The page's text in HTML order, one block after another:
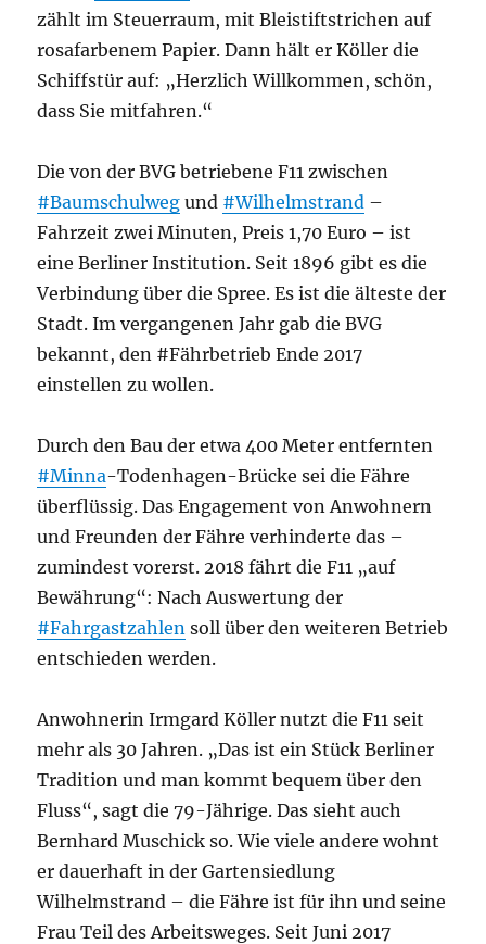
zählt im Steuerraum, mit Bleistiftstrichen auf
rosafarbenem Papier. Dann hält er Köller die
Schiffstür auf: „Herzlich Willkommen, schön,
dass Sie mitfahren.“
Die von der BVG betriebene F11 zwischen
#Baumschulweg und #Wilhelmstrand –
Fahrzeit zwei Minuten, Preis 1,70 Euro – ist
eine Berliner Institution. Seit 1896 gibt es die
Verbindung über die Spree. Es ist die älteste der
Stadt. Im vergangenen Jahr gab die BVG
bekannt, den #Fährbetrieb Ende 2017
einstellen zu wollen.
Durch den Bau der etwa 400 Meter entfernten
#Minna-Todenhagen-Brücke sei die Fähre
überflüssig. Das Engagement von Anwohnern
und Freunden der Fähre verhinderte das –
zumindest vorerst. 2018 fährt die F11 „auf
Bewährung“: Nach Auswertung der
#Fahrgastzahlen soll über den weiteren Betrieb
entschieden werden.
Anwohnerin Irmgard Köller nutzt die F11 seit
mehr als 30 Jahren. „Das ist ein Stück Berliner
Tradition und man kommt bequem über den
Fluss“, sagt die 79-Jährige. Das sieht auch
Bernhard Muschick so. Wie viele andere wohnt
er dauerhaft in der Gartensiedlung
Wilhelmstrand – die Fähre ist für ihn und seine
Frau Teil des Arbeitsweges. Seit Juni 2017